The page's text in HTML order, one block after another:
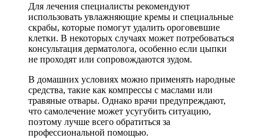
Для лечения специалисты рекомендуют
использовать увлажняющие кремы и специальные
скрабы, которые помогут удалить ороговевшие
клетки. В некоторых случаях может потребоваться
консультация дерматолога, особенно если цыпки
не проходят или сопровождаются зудом.
В домашних условиях можно применять народные
средства, такие как компрессы с маслами или
травяные отвары. Однако врачи предупреждают,
что самолечение может усугубить ситуацию,
поэтому лучше всего обратиться за
профессиональной помощью.